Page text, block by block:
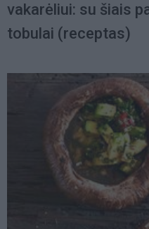
vakarėliui: su šiais
tobulai (receptas)